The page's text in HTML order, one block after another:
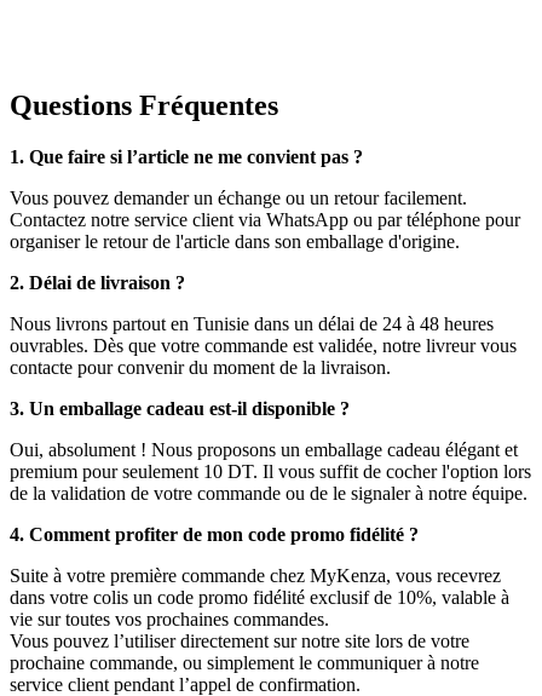
Questions Fréquentes
1. Que faire si l’article ne me convient pas ?
Vous pouvez demander un échange ou un retour facilement.
Contactez notre service client via WhatsApp ou par téléphone pour
organiser le retour de l'article dans son emballage d'origine.
2. Délai de livraison ?
Nous livrons partout en Tunisie dans un délai de 24 à 48 heures
ouvrables. Dès que votre commande est validée, notre livreur vous
contacte pour convenir du moment de la livraison.
3. Un emballage cadeau est-il disponible ?
Oui, absolument ! Nous proposons un emballage cadeau élégant et
premium pour seulement 10 DT. Il vous suffit de cocher l'option lors
de la validation de votre commande ou de le signaler à notre équipe.
4. Comment profiter de mon code promo fidélité ?
Suite à votre première commande chez MyKenza, vous recevrez
dans votre colis un code promo fidélité exclusif de 10%, valable à
vie sur toutes vos prochaines commandes.
Vous pouvez l’utiliser directement sur notre site lors de votre
prochaine commande, ou simplement le communiquer à notre
service client pendant l’appel de confirmation.